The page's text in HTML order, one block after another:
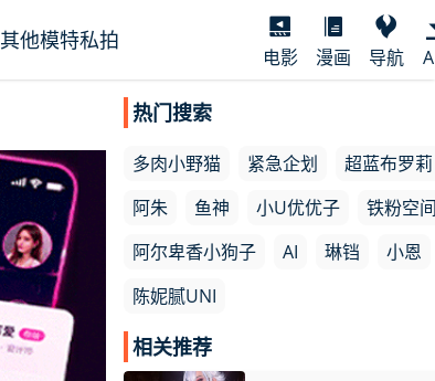
其他模特私拍
电影 漫画 导航
热门搜索
多肉小野猫 紧急企划
超蓝布罗莉
阿朱
鱼神 小U优优子
铁粉空
阿尔卑香小狗子
AI 琳铛
小恩
陈妮腻UNI
相关推荐